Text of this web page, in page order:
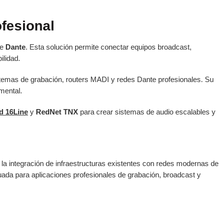
Dante. Esta solución permite conectar equipos broadcast,
de grabación, routers MADI y redes Dante profesionales. Su
16Line y RedNet TNX para crear sistemas de audio escalables y
integración de infraestructuras existentes con redes modernas de
para aplicaciones profesionales de grabación, broadcast y